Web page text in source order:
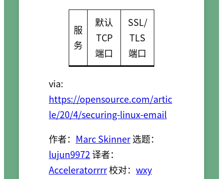
服
务
默认
TCP
端口
SSL/
TLS
端口
via:
https://opensource.com/artic
le/20/4/securing-linux-email
作者： Marc Skinner选题：
lujun9972译者：
Acceleratorrrr校对： wxy